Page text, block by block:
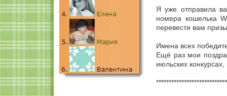
Я уже отправила
номера кошелька
перевести вам
Имена всех
Ещё раз мои
июльских